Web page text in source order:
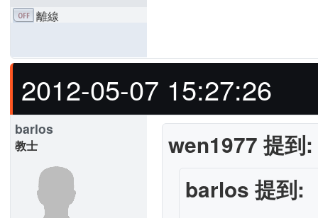
離線
2012-05-07 15:27:26
barlos
教士
wen1977 提到:
barlos 提到: